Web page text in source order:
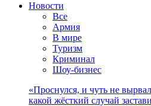
Новости
Все
Армия
В мире
Туризм
Криминал
Шоу-бизнес
«Проснулся, и чуть не
какой жёсткий случай